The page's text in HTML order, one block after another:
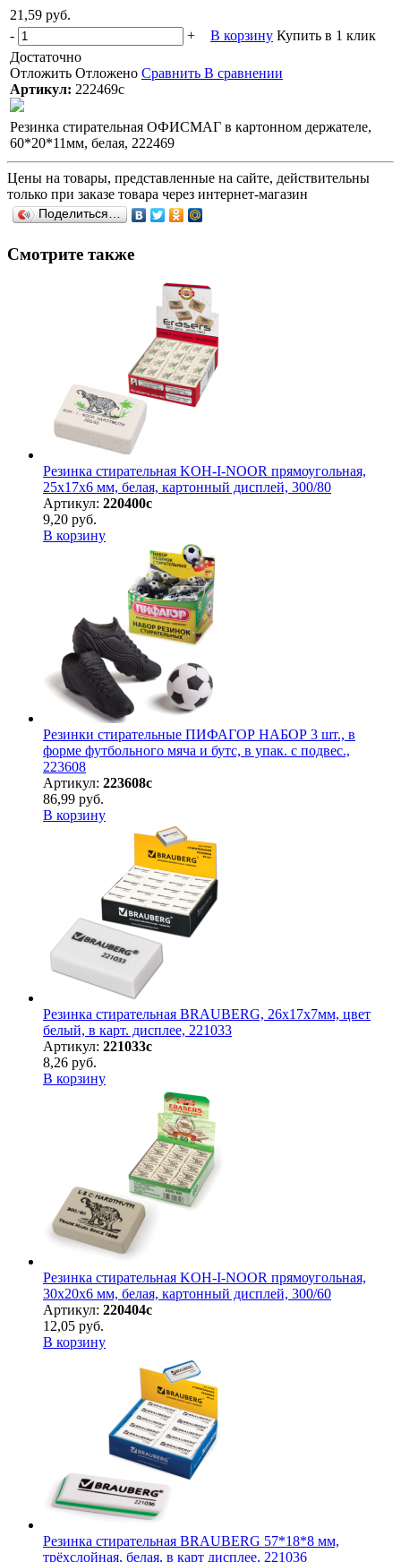
21,59 руб.
-
+ В корзину Купить в 1 клик
Достаточно
Отложить Отложено Сравнить В сравнении
Артикул: 222469с
Резинка стирательная ОФИСМАГ в картонном держателе,
60*20*11мм, белая, 222469
Цены на товары, представленные на сайте, действительны
только при заказе товара через интернет-магазин
Поделиться…
Смотрите также
Резинка стирательная KOH-I-NOOR прямоугольная,
25х17х6 мм, белая, картонный дисплей, 300/80
Артикул: 220400с
9,20 руб.
В корзину
Резинки стирательные ПИФАГОР НАБОР 3 шт., в
форме футбольного мяча и бутс, в упак. с подвес.,
223608
Артикул: 223608с
86,99 руб.
В корзину
Резинка стирательная BRAUBERG, 26х17х7мм, цвет
белый, в карт. дисплее, 221033
Артикул: 221033с
8,26 руб.
В корзину
Резинка стирательная KOH-I-NOOR прямоугольная,
30х20х6 мм, белая, картонный дисплей, 300/60
Артикул: 220404с
12,05 руб.
В корзину
Резинка стирательная BRAUBERG 57*18*8 мм,
трёхслойная, белая, в карт дисплее, 221036